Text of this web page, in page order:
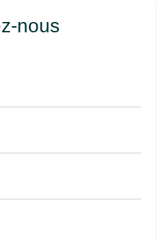
nous
0 du bâtiment
accès aux